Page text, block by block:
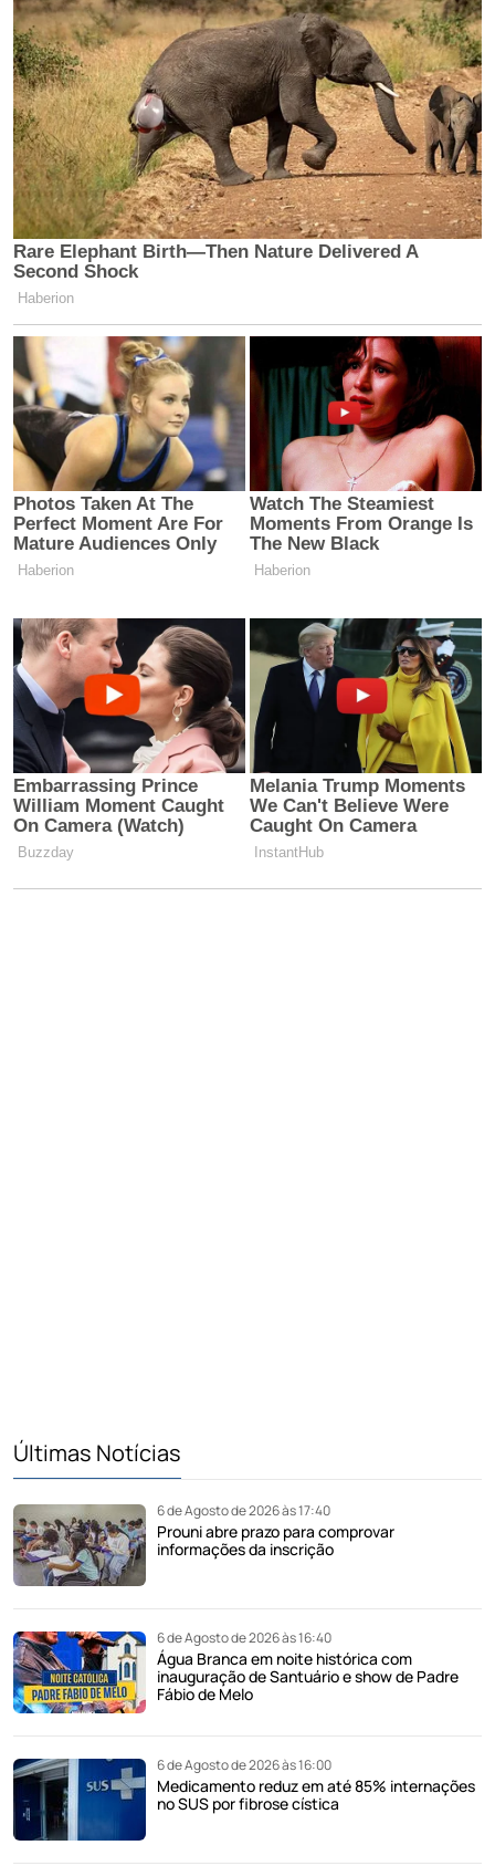
Últimas Notícias
6 de Agosto de 2026 às 17:40
Prouni abre prazo para comprovar
informações da inscrição
6 de Agosto de 2026 às 16:40
Água Branca em noite histórica com
inauguração de Santuário e show de Padre
Fábio de Melo
6 de Agosto de 2026 às 16:00
Medicamento reduz em até 85% internações
no SUS por fibrose cística